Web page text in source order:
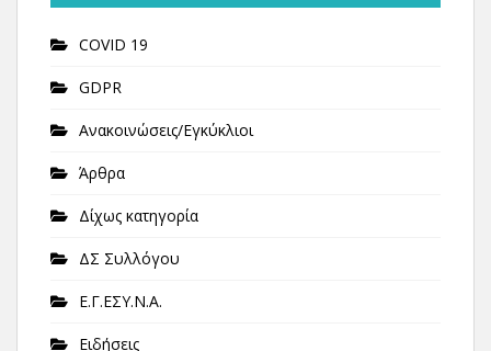
COVID 19
GDPR
Ανακοινώσεις/Εγκύκλιοι
Άρθρα
Δίχως κατηγορία
ΔΣ Συλλόγου
Ε.Γ.ΕΣΥ.Ν.Α.
Ειδήσεις